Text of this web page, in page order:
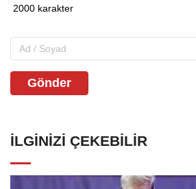
Gönder
İLGINIZI ÇEKEBILIR